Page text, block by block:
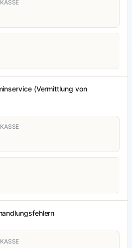
(Vermittlung von